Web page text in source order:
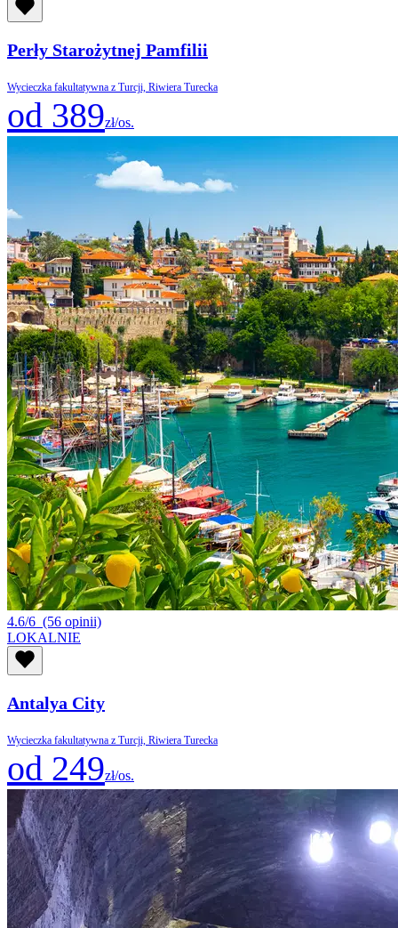
Perły Starożytnej Pamfilii
Wycieczka fakultatywna z Turcji, Riwiera Turecka
od 389zł/os.
4.6/6 (56 opinii)
LOKALNIE
Antalya City
Wycieczka fakultatywna z Turcji, Riwiera Turecka
od 249zł/os.